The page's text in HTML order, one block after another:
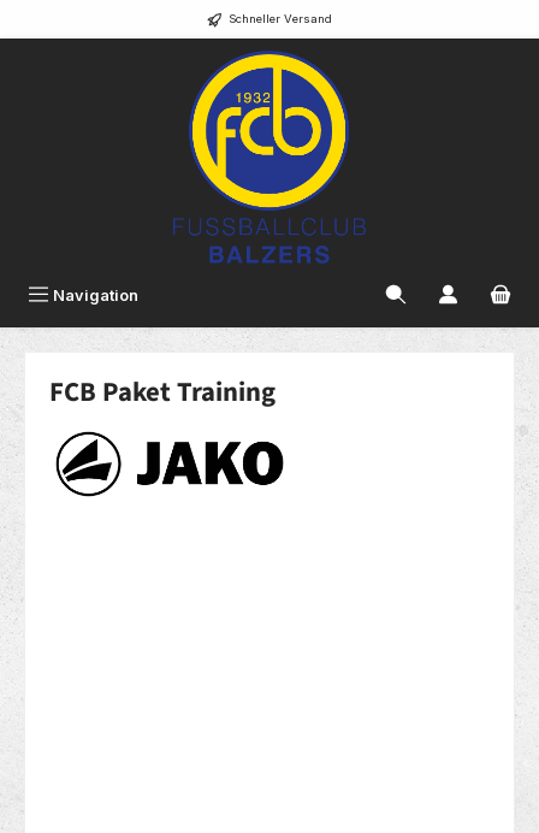
Schneller Versand
Navigation
FCB Paket Training